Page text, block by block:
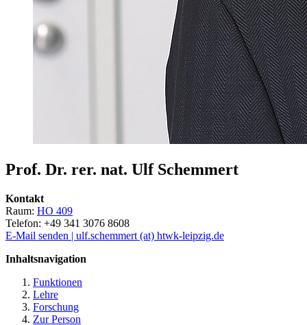
Prof. Dr. rer. nat. Ulf Schemmert
Kontakt
Raum: HO 409
Telefon: +49 341 3076 8608
E-Mail senden | ulf.schemmert (at) htwk-leipzig.de
Inhaltsnavigation
Funktionen
Lehre
Forschung
Zur Person